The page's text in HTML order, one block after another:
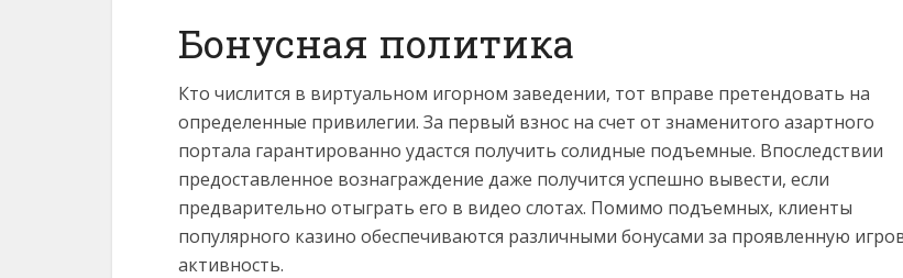
Бонусная политика
Кто числится в виртуальном игорном заведении, тот вправе претендовать на
определенные привилегии. За первый взнос на счет от знаменитого азартного
портала гарантированно удастся получить солидные подъемные. Впоследствии
предоставленное вознаграждение даже получится успешно вывести, если
предварительно отыграть его в видео слотах. Помимо подъемных, клиенты
популярного казино обеспечиваются различными бонусами за проявленную
активность.